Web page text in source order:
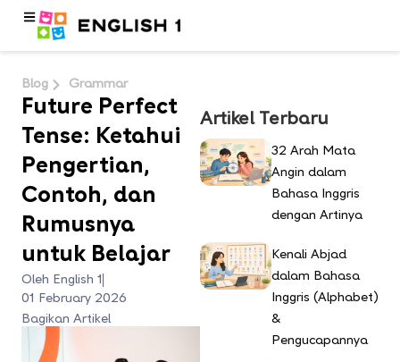
Blog Grammar
Future Perfect
Tense: Ketahui
Pengertian,
Contoh, dan
Rumusnya
untuk Belajar
Oleh English 1
01 February 2026
Bagikan Artikel
Artikel Terbaru
32 Arah Mata
Angin dalam
Bahasa Inggris
dengan Artinya
Kenali Abjad
dalam Bahasa
Inggris (Alphabet)
&
Pengucapannya